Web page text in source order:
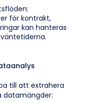
för kontrakt,
kan hanteras
till att extrahera
datamängder: